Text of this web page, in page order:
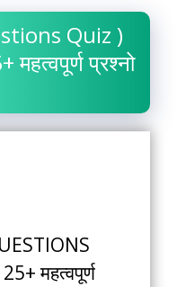
Quiz )
प्रश्नो
महत्वपूर्ण